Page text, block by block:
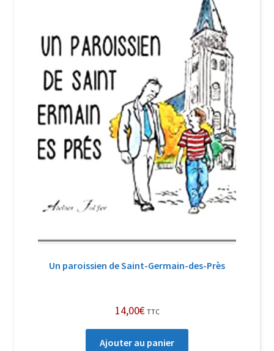
Newsletter
Nous Contacter
Panier
Politique de confidentialité et cookies
Qui sommes-nous ?
Soutien à Philippe Randa
Un paroissien de Saint-Germain-des-Près
14,00€ TTC
Ajouter au panier